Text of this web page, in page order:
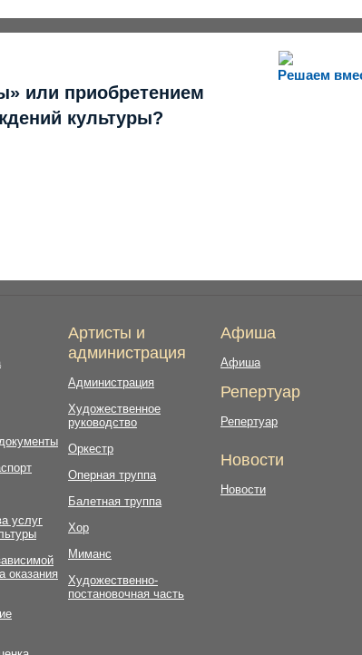
Решаем
или приобретением
культуры?
услуг
оказания
Артисты и
администрация
Администрация
Художественное
руководство
Оркестр
Оперная труппа
Балетная труппа
Хор
Миманс
Художественно-
постановочная часть
Афиша
Афиша
Репертуар
Репертуар
Новости
Новости